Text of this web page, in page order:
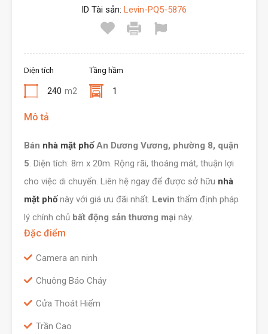
ID Tài sản: Levin-PQ5-5876
Diện tích
240 m2
Tầng hầm
1
Mô tả
Bán nhà mặt phốAn Dương Vương, phường 8, quận
5. Diện tích: 8m x 20m. Rộng rãi, thoáng mát, thuận lợi
cho việc di chuyển. Liên hệ ngay để được sở hữu nhà
mặt phốnày với giá ưu đãi nhất. Levin thẩm định pháp
lý chính chủ bất động sản thương mại này.
Đặc điểm
Camera an ninh
Chuông Báo Cháy
Cửa Thoát Hiểm
Trần Cao